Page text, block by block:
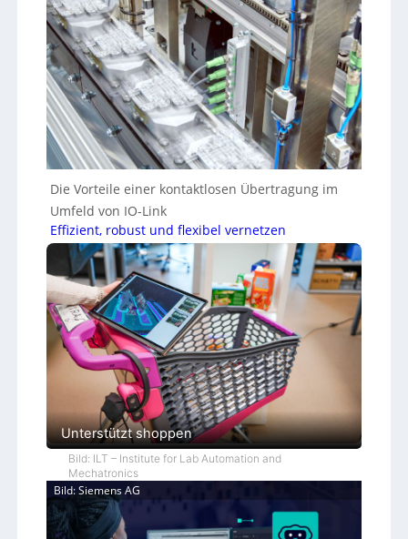
Die Vorteile einer kontaktlosen Übertragung im
Umfeld von IO-Link
Effizient, robust und flexibel vernetzen
Unterstützt shoppen
Bild: ILT – Institute for Lab Automation and
Mechatronics
Bild: Siemens AG